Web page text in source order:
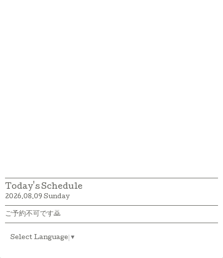
Today's Schedule
2026.08.09 Sunday
ご予約不可です🙇
Select Language ▼